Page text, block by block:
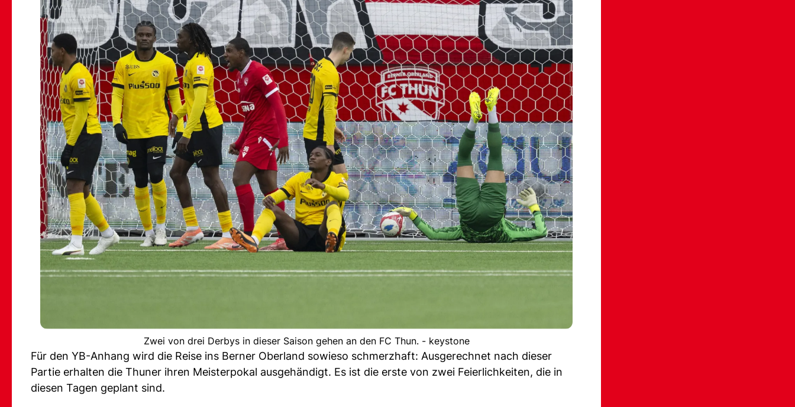
Zwei von drei Derbys in dieser Saison gehen an den FC Thun. - keystone
Für den YB-Anhang wird die Reise ins Berner Oberland sowieso schmerzhaft: Ausgerechnet nach dieser
Partie erhalten die Thuner ihren Meisterpokal ausgehändigt. Es ist die erste von zwei Feierlichkeiten, die in
diesen Tagen geplant sind.